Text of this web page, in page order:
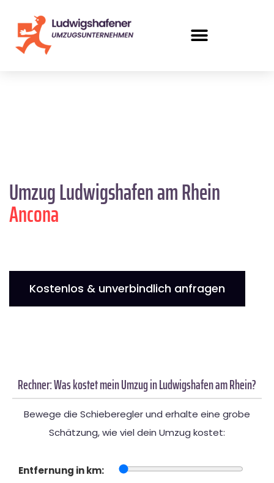
Umzug Ludwigshafen am Rhein
Ancona
Kostenlos & unverbindlich anfragen
Rechner: Was kostet mein Umzug in Ludwigshafen am Rhein?
Bewege die Schieberegler und erhalte eine grobe
Schätzung, wie viel dein Umzug kostet:
Entfernung in km: